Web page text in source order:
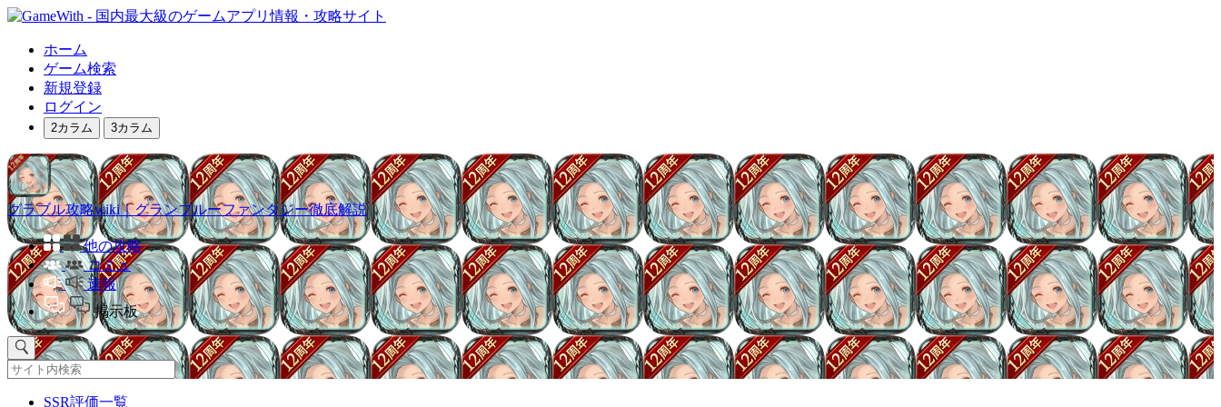
ホーム
ゲーム検索
新規登録
ログイン
2カラム 3カラム
グラブル攻略wiki｜グランブルーファンタジー徹底解説
他の攻略
コミュ
速報
掲示板
SSR評価一覧